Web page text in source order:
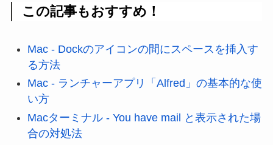
この記事もおすすめ！
Mac - Dockのアイコンの間にスペースを挿入す
る方法
Mac - ランチャーアプリ「Alfred」の基本的な使
い方
Macターミナル - You have mail と表示された場
合の対処法